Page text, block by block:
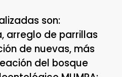
son:
arreglo de parrillas
de nuevas, más
del bosque